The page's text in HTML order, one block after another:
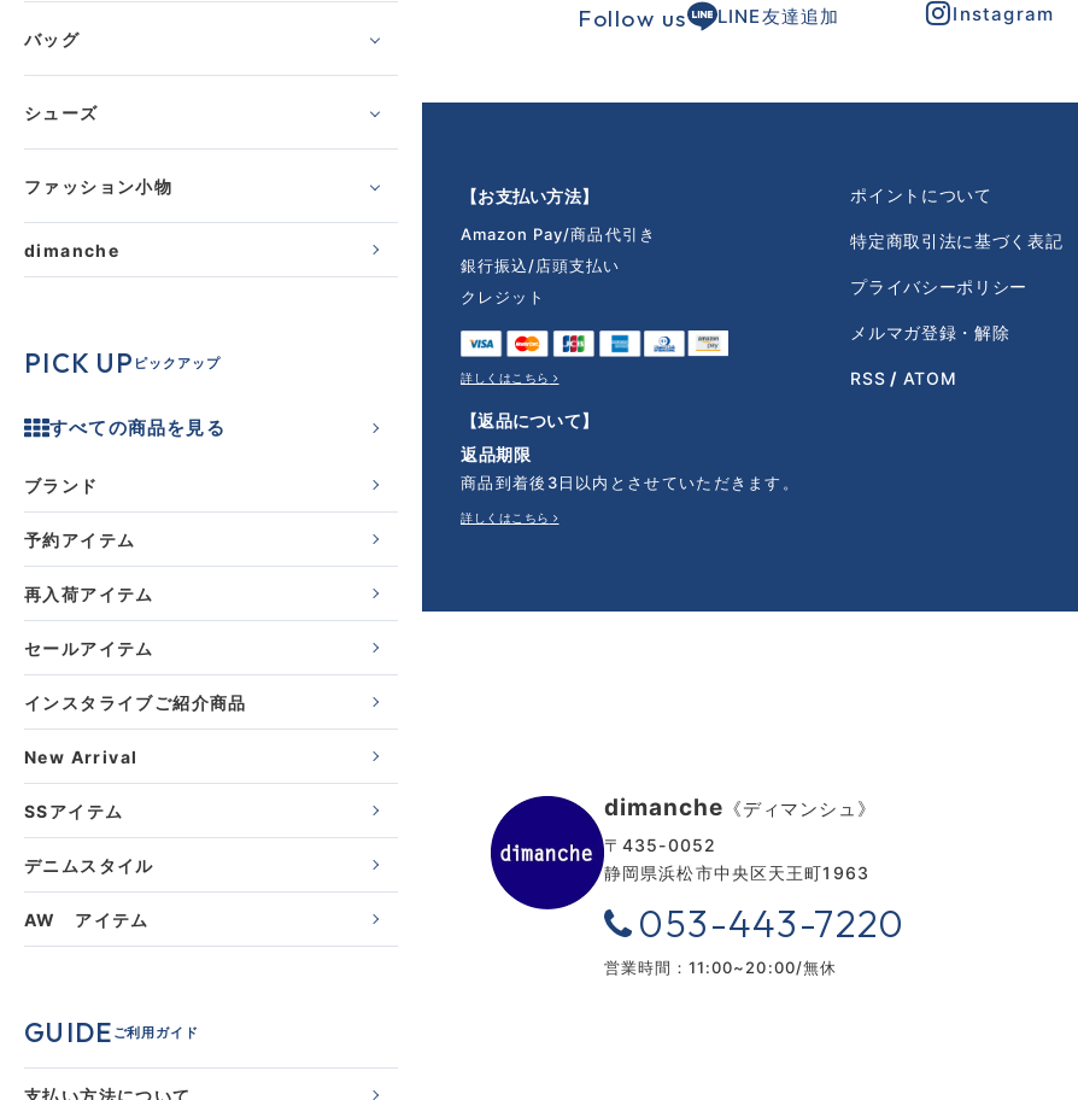
バッグ
シューズ
ファッション小物
dimanche
PICK UP ピックアップ
すべての商品を見る
ブランド
予約アイテム
再入荷アイテム
セールアイテム
インスタライブご紹介商品
New Arrival
SSアイテム
デニムスタイル
AW アイテム
GUIDE ご利用ガイド
支払い方法について
Follow us LINE友達追加 Instagram
【お支払い方法】
Amazon Pay 商品代引き
銀行振込
店頭支払い
クレジット
詳しくはこちら
【返品について】
返品期限
商品到着後3日以内とさせていただきます。
詳しくはこちら
ポイントについて
特定商取引法に基づく表記
プライバシーポリシー
メルマガ登録・解除
RSS / ATOM
dimanche 《ディマンシュ》
〒435-0052
静岡県浜松市中央区天王町1963
053-443-7220
営業時間：11:00~20:00/無休